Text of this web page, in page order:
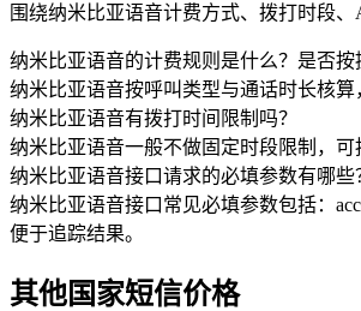
围绕纳米比亚语音计费方式、拨打时段
纳米比亚语音的计费规则是什么？是否按
纳米比亚语音按呼叫类型与通话时长核
纳米比亚语音有拨打时间限制吗？
纳米比亚语音一般不做固定时段限制，
纳米比亚语音接口请求的必填参数有哪些
纳米比亚语音接口常见必填参数包括：
便于追踪结果。
其他国家短信价格